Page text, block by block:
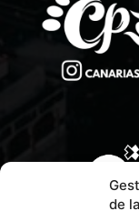
de